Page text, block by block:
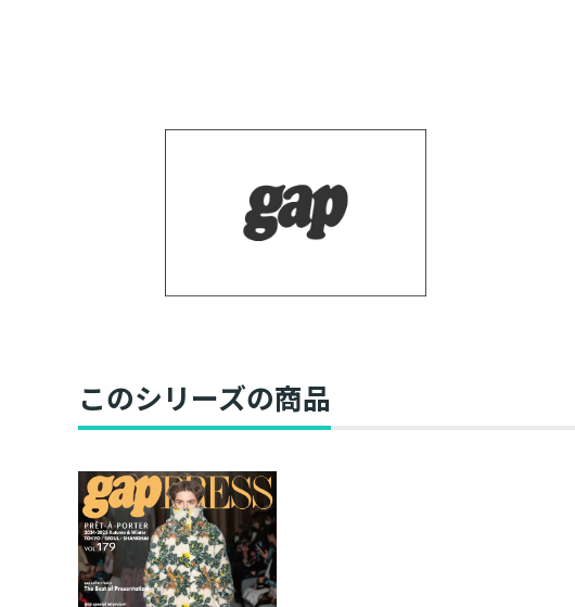
このシリーズの商品